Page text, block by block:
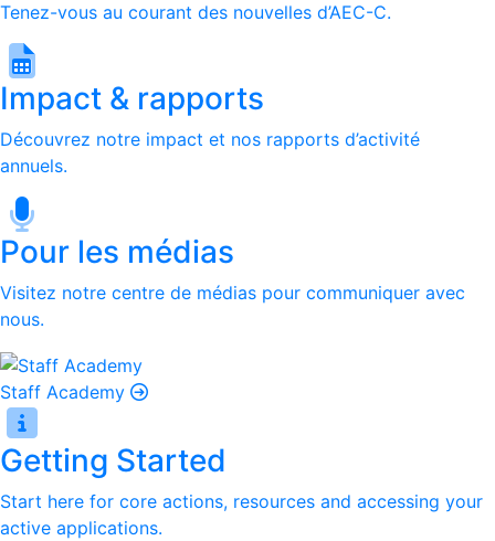
Tenez-vous au courant des nouvelles d’AEC-C.
Impact & rapports
Découvrez notre impact et nos rapports d’activité
annuels.
Pour les médias
Visitez notre centre de médias pour communiquer avec
nous.
Staff Academy
Getting Started
Start here for core actions, resources and accessing your
active applications.